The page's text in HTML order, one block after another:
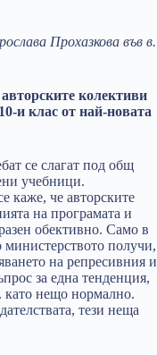
Прохазкова във в.
колективи
и клас от най-новата
се слагат под общ
учебници.
каже, че авторските
на програмата и
обективно. Само в
министерството получи,
на репресивния и
за една тенденция,
като нещо нормално.
тези неща